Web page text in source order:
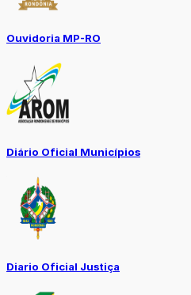
Ouvidoria MP-RO
Diário Oficial Municípios
Diario Oficial Justiça